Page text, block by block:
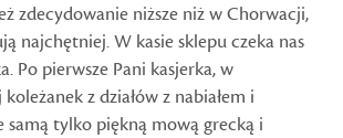
zdecydowanie niższe niż w Chorwacji,
najchętniej. W kasie sklepu czeka nas
Po pierwsze Pani kasjerka, w
z działów z nabiałem i
samą tylko piękną mową grecką i